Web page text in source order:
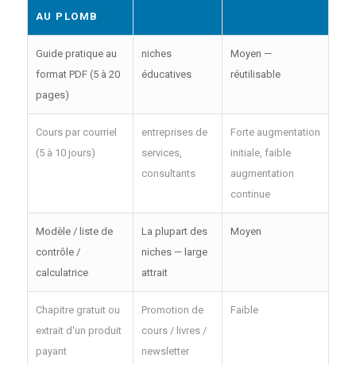
AU PLOMB
Guide pratique au
format PDF (5 à 20
pages)
niches
éducatives
Moyen —
réutilisable
Cours par courriel
(5 à 10 jours)
entreprises de
services,
consultants
Forte augmentation
initiale, faible
augmentation
continue
Modèle / liste de
contrôle /
calculatrice
La plupart des
niches — large
attrait
Moyen
Chapitre gratuit ou
extrait d'un produit
payant
Promotion de
cours / livres /
newsletter
Faible